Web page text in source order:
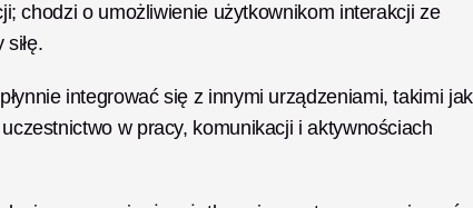
chodzi o umożliwienie użytkownikom interakcji ze
integrować się z innymi urządzeniami, takimi jak
w pracy, komunikacji i aktywnościach